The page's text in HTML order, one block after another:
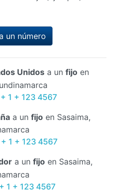
un número
Unidosa un fijoen
1 + 123 4567
a un fijo en Sasaima,
1 + 123 4567
a un fijo en Sasaima,
1 + 123 4567